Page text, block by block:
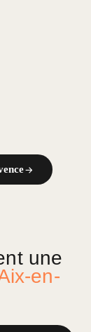
une
en-